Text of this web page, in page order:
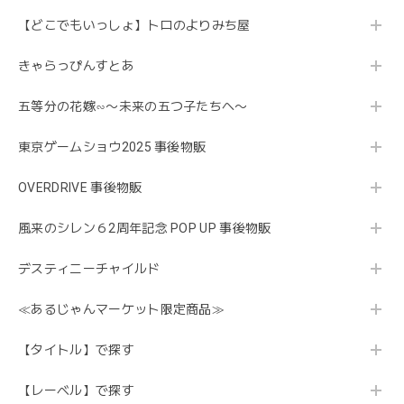
【どこでもいっしょ】トロのよりみち屋
きゃらっぴんすとあ
五等分の花嫁∽〜未来の五つ子たちへ〜
東京ゲームショウ2025 事後物販
OVERDRIVE 事後物販
風来のシレン６2周年記念 POP UP 事後物販
デスティニーチャイルド
≪あるじゃんマーケット限定商品≫
【タイトル】で探す
【レーベル】で探す